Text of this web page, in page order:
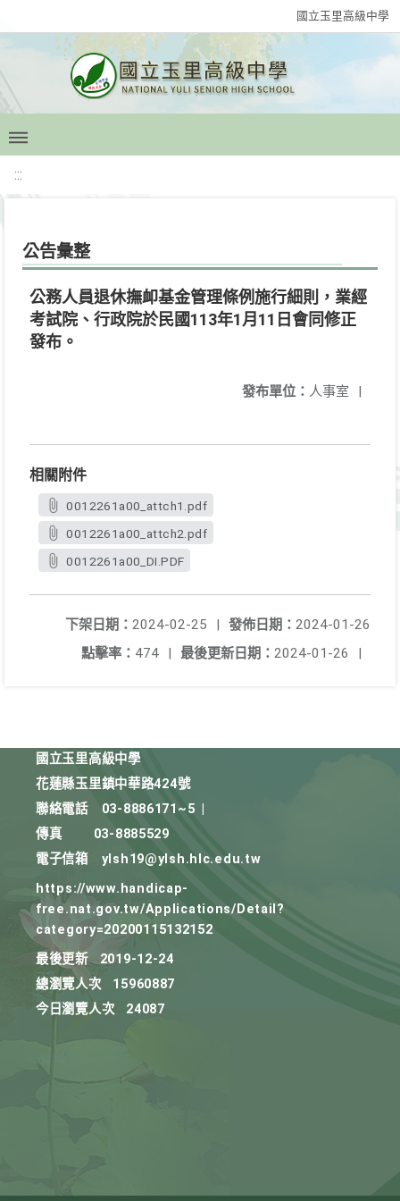
國立玉里高級中學
:::
公告彙整
公務人員退休撫卹基金管理條例施行細則，業經
考試院、行政院於民國113年1月11日會同修正
發布。
發布單位： 人事室 |
相關附件
0012261a00_attch1.pdf
0012261a00_attch2.pdf
0012261a00_DI.PDF
發佈日期： 2024-01-26
下架日期： 2024-02-25
|
最後更新日期： 2024-01-26 |
點擊率： 474 |
國立玉里高級中學
花蓮縣玉里鎮中華路424號
聯絡電話
03-8886171~5
傳真
03-8885529
電子信箱
ylsh19@ylsh.hlc.edu.tw
https://www.handicap-
free.nat.gov.tw/Applications/Detail?
category=20200115132152
最後更新
2019-12-24
總瀏覽人次
15960887
今日瀏覽人次
24087